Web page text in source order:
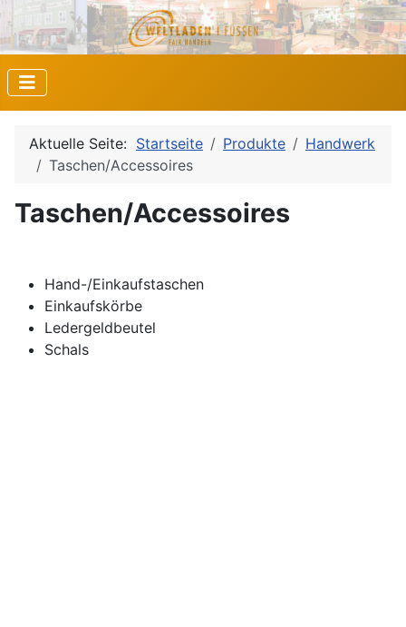
Aktuelle Seite: Startseite Produkte
Handwerk
Taschen/Accessoires
Taschen/Accessoires
Hand-/Einkaufstaschen
Einkaufskörbe
Ledergeldbeutel
Schals